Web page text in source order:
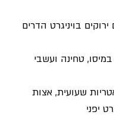
בויניגרט הדרים
טחינה ועשבי
שעועית, אצות
יפני